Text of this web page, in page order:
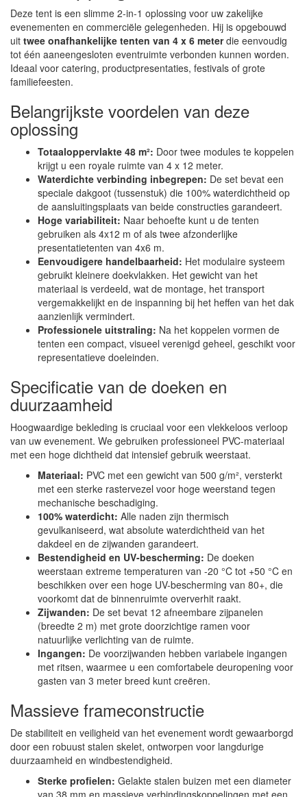
Deze tent is een slimme 2-in-1 oplossing voor uw zakelijke
evenementen en commerciële gelegenheden. Hij is opgebouwd
uit twee onafhankelijke tenten van 4 x 6 meterdie eenvoudig
tot één aaneengesloten eventruimte verbonden kunnen worden.
Ideaal voor catering, productpresentaties, festivals of grote
familiefeesten.
Belangrijkste voordelen van deze
oplossing
Totaaloppervlakte 48 m²: Door twee modules te koppelen
krijgt u een royale ruimte van 4 x 12 meter.
Waterdichte verbinding inbegrepen: De set bevat een
speciale dakgoot (tussenstuk) die 100% waterdichtheid op
de aansluitingsplaats van beide constructies garandeert.
Hoge variabiliteit: Naar behoefte kunt u de tenten
gebruiken als 4x12 m of als twee afzonderlijke
presentatietenten van 4x6 m.
Eenvoudigere handelbaarheid: Het modulaire systeem
gebruikt kleinere doekvlakken. Het gewicht van het
materiaal is verdeeld, wat de montage, het transport
vergemakkelijkt en de inspanning bij het heffen van het dak
aanzienlijk vermindert.
Professionele uitstraling: Na het koppelen vormen de
tenten een compact, visueel verenigd geheel, geschikt voor
representatieve doeleinden.
Specificatie van de doeken en
duurzaamheid
Hoogwaardige bekleding is cruciaal voor een vlekkeloos verloop
van uw evenement. We gebruiken professioneel PVC-materiaal
met een hoge dichtheid dat intensief gebruik weerstaat.
Materiaal: PVC met een gewicht van 500 g/m², versterkt
met een sterke rastervezel voor hoge weerstand tegen
mechanische beschadiging.
100% waterdicht: Alle naden zijn thermisch
gevulkaniseerd, wat absolute waterdichtheid van het
dakdeel en de zijwanden garandeert.
Bestendigheid en UV-bescherming: De doeken
weerstaan extreme temperaturen van -20 °C tot +50 °C en
beschikken over een hoge UV-bescherming van 80+, die
voorkomt dat de binnenruimte oververhit raakt.
Zijwanden: De set bevat 12 afneembare zijpanelen
(breedte 2 m) met grote doorzichtige ramen voor
natuurlijke verlichting van de ruimte.
Ingangen: De voorzijwanden hebben variabele ingangen
met ritsen, waarmee u een comfortabele deuropening voor
gasten van 3 meter breed kunt creëren.
Massieve frameconstructie
De stabiliteit en veiligheid van het evenement wordt gewaarborgd
door een robuust stalen skelet, ontworpen voor langdurige
duurzaamheid en windbestendigheid.
Sterke profielen: Gelakte stalen buizen met een diameter
van 38 mm en massieve verbindingskoppelingen met een